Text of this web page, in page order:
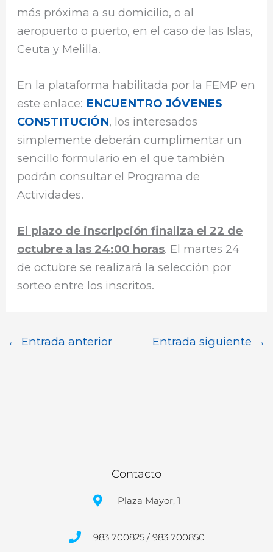
más próxima a su domicilio, o al
aeropuerto o puerto, en el caso de las Islas,
Ceuta y Melilla.
En la plataforma habilitada por la FEMP en
este enlace: ENCUENTRO JÓVENES
CONSTITUCIÓN, los interesados
simplemente deberán cumplimentar un
sencillo formulario en el que también
podrán consultar el Programa de
Actividades.
El plazo de inscripción finaliza el 22 de
octubre a las 24:00 horas. El martes 24
de octubre se realizará la selección por
sorteo entre los inscritos.
← Entrada anterior Entrada siguiente →
Contacto
Plaza Mayor, 1
983 700825 / 983 700850